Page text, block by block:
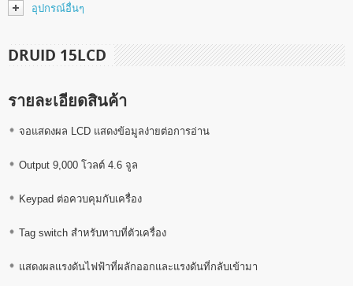
อุปกรณ์อื่นๆ
DRUID 15LCD
รายละเอียดสินค้า
จอแสดงผล LCD แสดงข้อมูลง่ายต่อการอ่าน
Output 9,000 โวลต์ 4.6 จูล
Keypad ต่อควบคุมกับเครื่อง
Tag switch สำหรับทาบที่ตัวเครื่อง
แสดงผลแรงดันไฟฟ้าที่ผลักออกและแรงดันที่กลับเข้ามา